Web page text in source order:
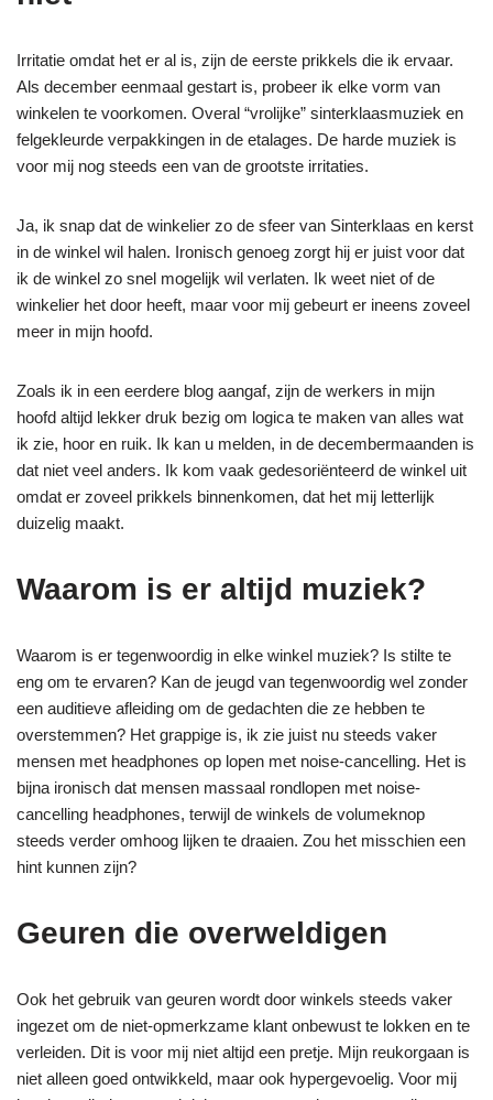
Irritatie omdat het er al is, zijn de eerste prikkels die ik ervaar.
Als december eenmaal gestart is, probeer ik elke vorm van
winkelen te voorkomen. Overal “vrolijke” sinterklaasmuziek en
felgekleurde verpakkingen in de etalages. De harde muziek is
voor mij nog steeds een van de grootste irritaties.
Ja, ik snap dat de winkelier zo de sfeer van Sinterklaas en kerst
in de winkel wil halen. Ironisch genoeg zorgt hij er juist voor dat
ik de winkel zo snel mogelijk wil verlaten. Ik weet niet of de
winkelier het door heeft, maar voor mij gebeurt er ineens zoveel
meer in mijn hoofd.
Zoals ik in een eerdere blog aangaf, zijn de werkers in mijn
hoofd altijd lekker druk bezig om logica te maken van alles wat
ik zie, hoor en ruik. Ik kan u melden, in de decembermaanden is
dat niet veel anders. Ik kom vaak gedesoriënteerd de winkel uit
omdat er zoveel prikkels binnenkomen, dat het mij letterlijk
duizelig maakt.
Waarom is er altijd muziek?
Waarom is er tegenwoordig in elke winkel muziek? Is stilte te
eng om te ervaren? Kan de jeugd van tegenwoordig wel zonder
een auditieve afleiding om de gedachten die ze hebben te
overstemmen? Het grappige is, ik zie juist nu steeds vaker
mensen met headphones op lopen met noise-cancelling. Het is
bijna ironisch dat mensen massaal rondlopen met noise-
cancelling headphones, terwijl de winkels de volumeknop
steeds verder omhoog lijken te draaien. Zou het misschien een
hint kunnen zijn?
Geuren die overweldigen
Ook het gebruik van geuren wordt door winkels steeds vaker
ingezet om de niet-opmerkzame klant onbewust te lokken en te
verleiden. Dit is voor mij niet altijd een pretje. Mijn reukorgaan is
niet alleen goed ontwikkeld, maar ook hypergevoelig. Voor mij